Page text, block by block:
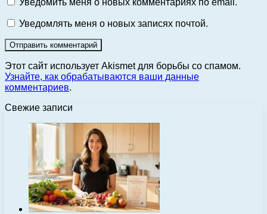
Уведомить меня о новых комментариях по email.
Уведомлять меня о новых записях почтой.
Этот сайт использует Akismet для борьбы со спамом.
Узнайте, как обрабатываются ваши данные
комментариев.
Свежие записи